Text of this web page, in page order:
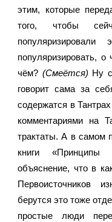
этим, которые
того, чтобы
популяризировать,
чём? (Смеётся) Ну
говорит сама за
содержатся в
комментариями на
трактаты. А в самом
книги «Принципы
объяснение, что в
Первоисточников
берутся это тоже
простые люди